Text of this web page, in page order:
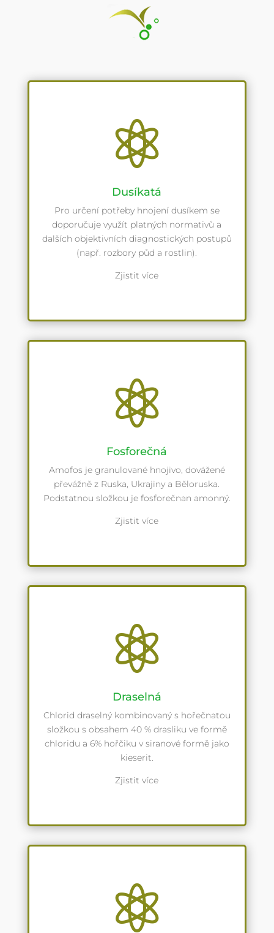

Dusíkatá
Pro určení potřeby hnojení dusíkem se
doporučuje využít platných normativů a
dalších objektivních diagnostických postupů
(např. rozbory půd a rostlin).
Zjistit více

Fosforečná
Amofos je granulované hnojivo, dovážené
převážně z Ruska, Ukrajiny a Běloruska.
Podstatnou složkou je fosforečnan amonný.
Zjistit více

Draselná
Chlorid draselný kombinovaný s hořečnatou
složkou s obsahem 40 % drasliku ve formě
chloridu a 6% hořčiku v siranové formě jako
kieserit.
Zjistit více
